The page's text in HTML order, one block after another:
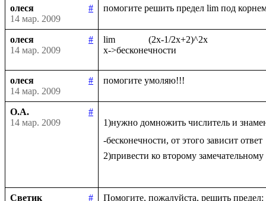
олеся
#
14 мар. 2009
олеся
#
14 мар. 2009
lim              (2x-1/2x+2)^2x
олеся
#
14 мар. 2009
О.А.
#
14 мар. 2009
1)нужно домножить числитель и
-бесконечности, от этого зависит ответ
2)привести ко второму замечательному
Светик
#
Помогите, пожалуйста, решить предел: